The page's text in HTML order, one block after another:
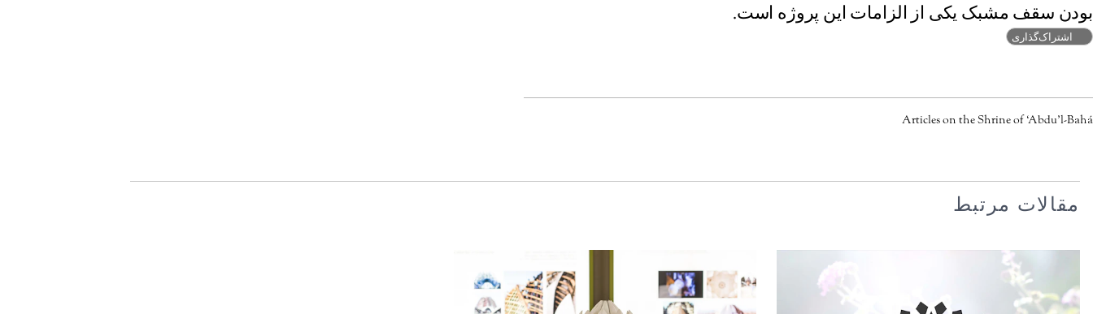
بودن سقف مشبک یکی از الزامات این پروژه است.
اشتراک‌گذاری
Articles on the Shrine of ‘Abdu’l-Bahá
مقالات مرتبط